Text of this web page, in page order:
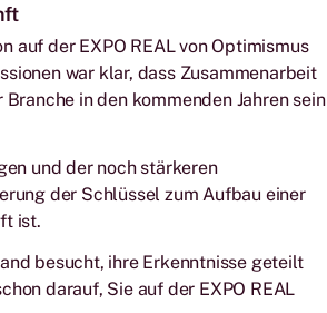
auf der EXPO REAL von Optimismus
war klar, dass Zusammenarbeit
in den kommenden Jahren sein
und der noch stärkeren
der Schlüssel zum Aufbau einer
ist.
besucht, ihre Erkenntnisse geteilt
darauf, Sie auf der EXPO REAL